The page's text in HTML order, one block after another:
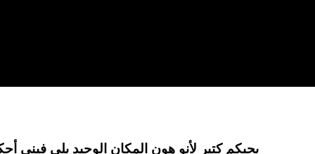
بحبكم كتير لأنو هون المكان الوحيد يلي فيني